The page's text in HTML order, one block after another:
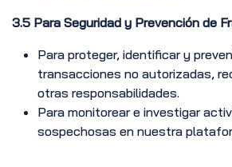
3.5 Para Seguridad y Prevención de
Para proteger, identificar y
transacciones no autorizadas,
otras responsabilidades.
Para monitorear e investigar
sospechosas en nuestra